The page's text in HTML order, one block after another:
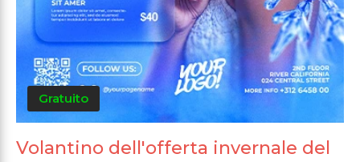
Gratuito
Volantino dell'offerta invernale del